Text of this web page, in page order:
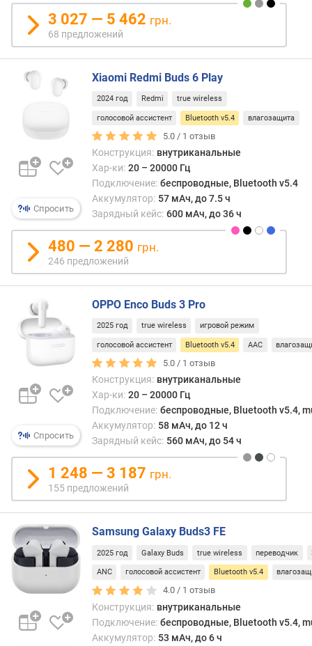
и
о
г
и
м
р
г
к
ш
в
м
п
т
з
в
а
м
п
о
д
а
т
е
о
а
в
3 027 — 5 462 грн.
68 предложений
Спросить
Xiaomi Redmi Buds 6 Play
2024 год Redmi true wireless
голосовой ассистент Bluetooth v5.4 влагозащита
5.0 / 1 отзыв
Конструкция: внутриканальные
Хар-ки: 20 – 20000 Гц
Подключение: беспроводные, Bluetooth v5.4
Аккумулятор: 57 мАч, до 7.5 ч
Зарядный кейс: 600 мАч, до 36 ч
480 — 2 280 грн.
246 предложений
Спросить
OPPO Enco Buds 3 Pro
2025 год true wireless игровой режим
голосовой ассистент Bluetooth v5.4 AAC
5.0 / 1 отзыв
Конструкция: внутриканальные
Хар-ки: 20 – 20000 Гц
Подключение: беспроводные, Bluetooth v5.4,
Аккумулятор: 58 мАч, до 12 ч
Зарядный кейс: 560 мАч, до 54 ч
1 248 — 3 187 грн.
155 предложений
Samsung Galaxy Buds3 FE
2025 год Galaxy Buds true wireless переводчик
ANC голосовой ассистент Bluetooth v5.4
4.0 / 1 отзыв
Конструкция: внутриканальные
Подключение: беспроводные, Bluetooth v5.4,
Аккумулятор: 53 мАч, до 6 ч